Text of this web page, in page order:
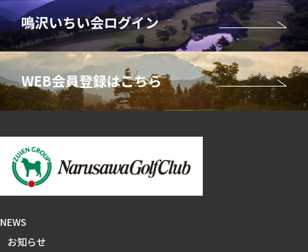
NEWS
お知らせ